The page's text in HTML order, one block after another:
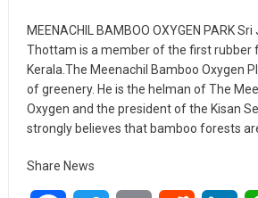
MEENACHIL BAMBOO OXYGEN PARK
Thottam is a member of the first rubber
Kerala.The Meenachil Bamboo Oxygen
of greenery. He is the helman of The
Oxygen and the president of the Kisan
strongly believes that bamboo forests
Share News